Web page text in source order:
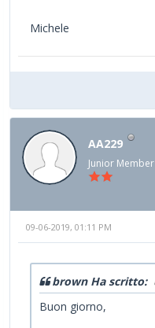
Michele
AA229
Junior Member
09-06-2019, 01:11 PM
brown Ha scritto:
Buon giorno,